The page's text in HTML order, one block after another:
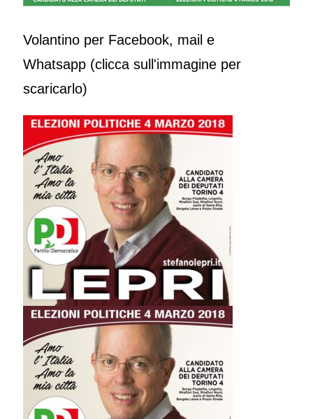
Volantino per Facebook, mail e
Whatsapp (clicca sull'immagine per
scaricarlo)